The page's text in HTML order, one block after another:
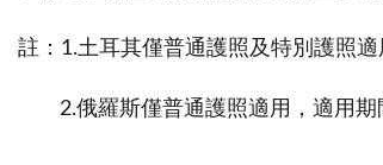
註：1.土耳其僅普通護照及特別護照
2.俄羅斯僅普通護照適⽤，適⽤期